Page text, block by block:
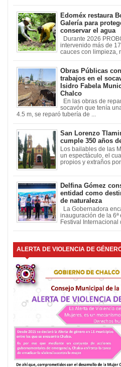
Edoméx restaura
Galería para
conservar el agua
Durante 2026
intervenido más de
cauces con limpieza,
Obras Públicas
trabajos en el
Isidro Fabela
Chalco
En las obras de
socavón que tenía
4.5 m, se reparó tubería de ...
San Lorenzo
cumple 350 años
Los bailables de las
un espectáculo, el
propios y extraños por
Delfina Gómez
entidad como
de naturaleza
La Gobernadora
inauguración de la 6ª
Festival Internacional
ALERTA DE VIOLENCIA DE